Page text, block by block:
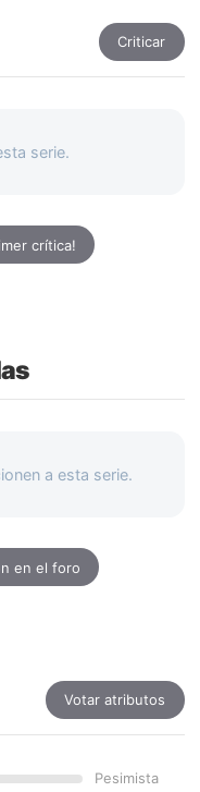
Criticar
serie.
crítica!
a esta serie.
en el foro
Votar atributos
Pesimista